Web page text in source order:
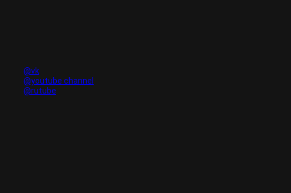
@vk
@youtube channel
@rutube